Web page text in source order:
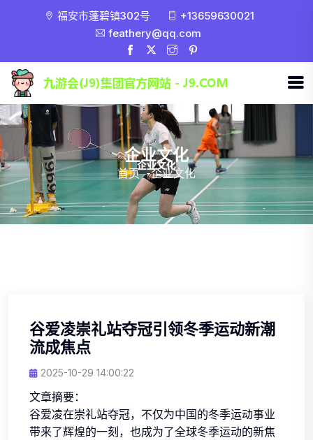
福安市蓬碧镇302号
+13659630021
feathery@qq.com
企业文化
首页 -企业文化
谷爱凌崇礼站夺冠引领冬季运动新潮
流成焦点
2025-10-29 14:00:22
文章摘要：
谷爱凌在崇礼站夺冠，不仅为中国的冬季运动事业
带来了辉煌的一刻，也成为了全球冬季运动的新焦